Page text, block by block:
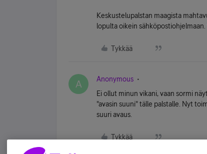
Keskustelupalstan maagista
lopulta oikein
Tykkää
A Anonymous
Ei ollut minun vikani, vaan sormi
"avasin suuni" tälle palstalle. Nyt
suuri avaus.
Tykkää